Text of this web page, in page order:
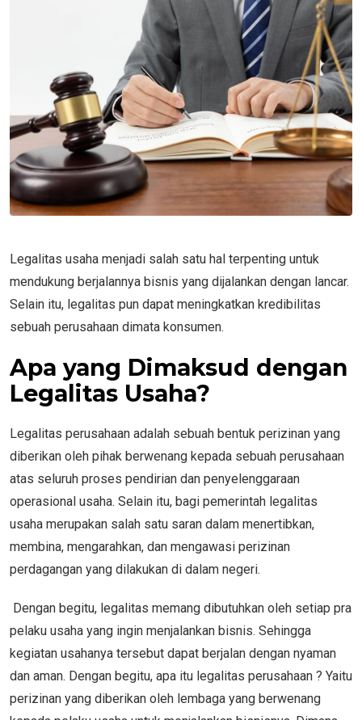
Legalitas usaha menjadi salah satu hal terpenting untuk
mendukung berjalannya bisnis yang dijalankan dengan lancar.
Selain itu, legalitas pun dapat meningkatkan kredibilitas
sebuah perusahaan dimata konsumen.
Apa yang Dimaksud dengan
Legalitas Usaha?
Legalitas perusahaan adalah sebuah bentuk perizinan yang
diberikan oleh pihak berwenang kepada sebuah perusahaan
atas seluruh proses pendirian dan penyelenggaraan
operasional usaha. Selain itu, bagi pemerintah legalitas
usaha merupakan salah satu saran dalam menertibkan,
membina, mengarahkan, dan mengawasi perizinan
perdagangan yang dilakukan di dalam negeri.
Dengan begitu, legalitas memang dibutuhkan oleh setiap pra
pelaku usaha yang ingin menjalankan bisnis. Sehingga
kegiatan usahanya tersebut dapat berjalan dengan nyaman
dan aman. Dengan begitu, apa itu legalitas perusahaan ? Yaitu
perizinan yang diberikan oleh lembaga yang berwenang